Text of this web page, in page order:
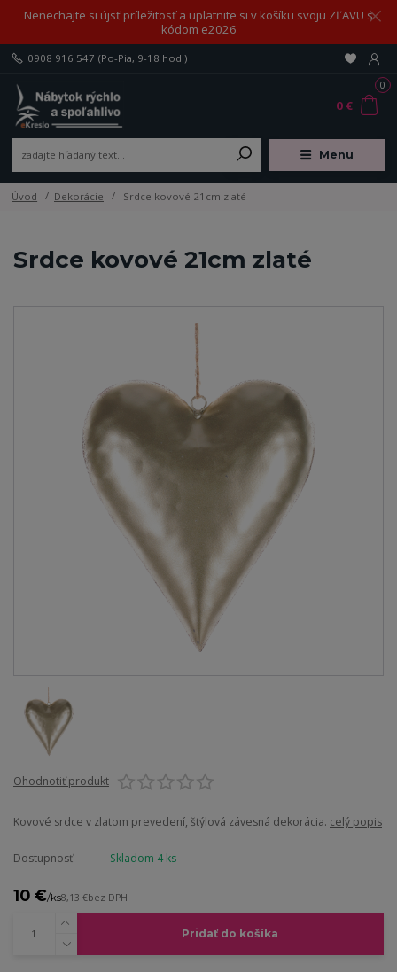
Nenechajte si újsť príležitosť a uplatnite si v košíku svoju ZĽAVU s
kódom e2026
Menu
0908 916 547 (Po-Pia, 9-18 hod.)
0
0 €
Úvod Dekorácie Srdce kovové 21cm zlaté
Srdce kovové 21cm zlaté
Ohodnotiť produkt
Kovové srdce v zlatom prevedení, štýlová závesná dekorácia. celý popis
Dostupnosť Skladom 4 ks
10 €/ks8,13 €bez DPH
Pridať do košíka